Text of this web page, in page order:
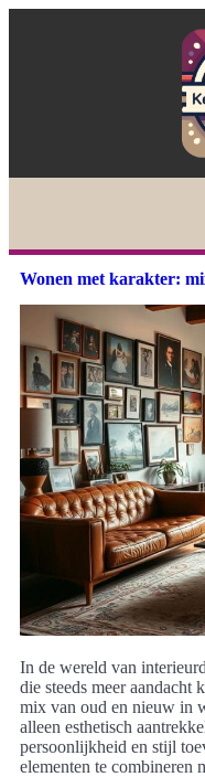
Wonen met karakter:
In de wereld van
die steeds meer
mix van oud en nieuw in
alleen esthetisch
persoonlijkheid en stijl
elementen te